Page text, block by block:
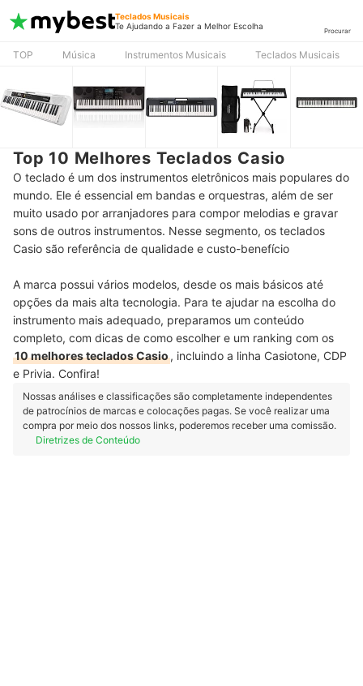
Teclados Musicais
Te Ajudando a Fazer a Melhor Escolha
Procurar
TOP Música Instrumentos Musicais Teclados Musicais
Top 10 Melhores Teclados Casio
O teclado é um dos instrumentos eletrônicos mais populares do
mundo. Ele é essencial em bandas e orquestras, além de ser
muito usado por arranjadores para compor melodias e gravar
sons de outros instrumentos. Nesse segmento, os teclados
Casio são referência de qualidade e custo-benefício
A marca possui vários modelos, desde os mais básicos até
opções da mais alta tecnologia. Para te ajudar na escolha do
instrumento mais adequado, preparamos um conteúdo
completo, com dicas de como escolher e um ranking com os
10 melhores teclados Casio, incluindo a linha Casiotone, CDP
e Privia. Confira!
Nossas análises e classificações são completamente independentes
de patrocínios de marcas e colocações pagas. Se você realizar uma
compra por meio dos nossos links, poderemos receber uma comissão.
Diretrizes de Conteúdo